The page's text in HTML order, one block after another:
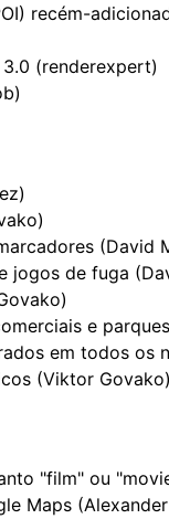
recém-
(renderexpert)
(David
jogos de fuga
e
em todos os
(Viktor Govako)
"film" ou
Maps